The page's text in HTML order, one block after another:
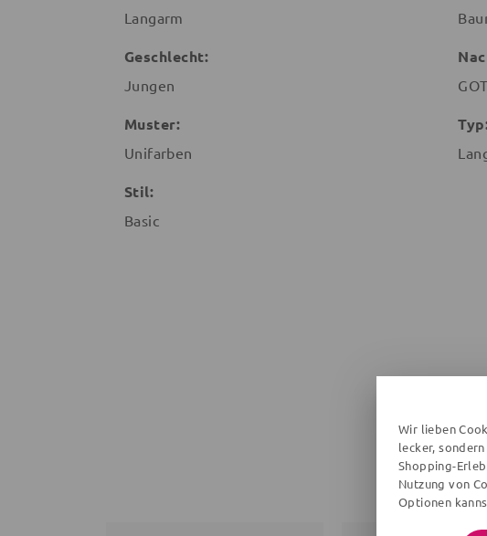
Langarm
Geschlecht:
Jungen
Muster:
Unifarben
Stil:
Basic
Wir lieben
lecker,
Shopping-
Nutzung von
Optionen